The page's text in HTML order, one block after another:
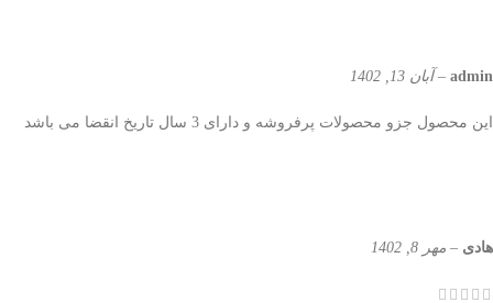
admin
– آبان 13, 1402
این محصول جزو محصولات پرفروشه و دارای 3 سال تاریخ انقضا می باشد
هادی – مهر 8, 1402